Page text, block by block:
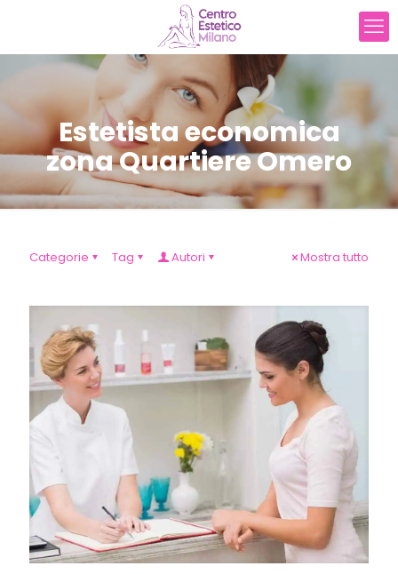
Estetista economica
zona Quartiere Omero
Categorie Tag Autori Mostra tutto